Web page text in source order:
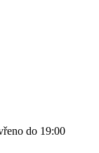
do 19:00